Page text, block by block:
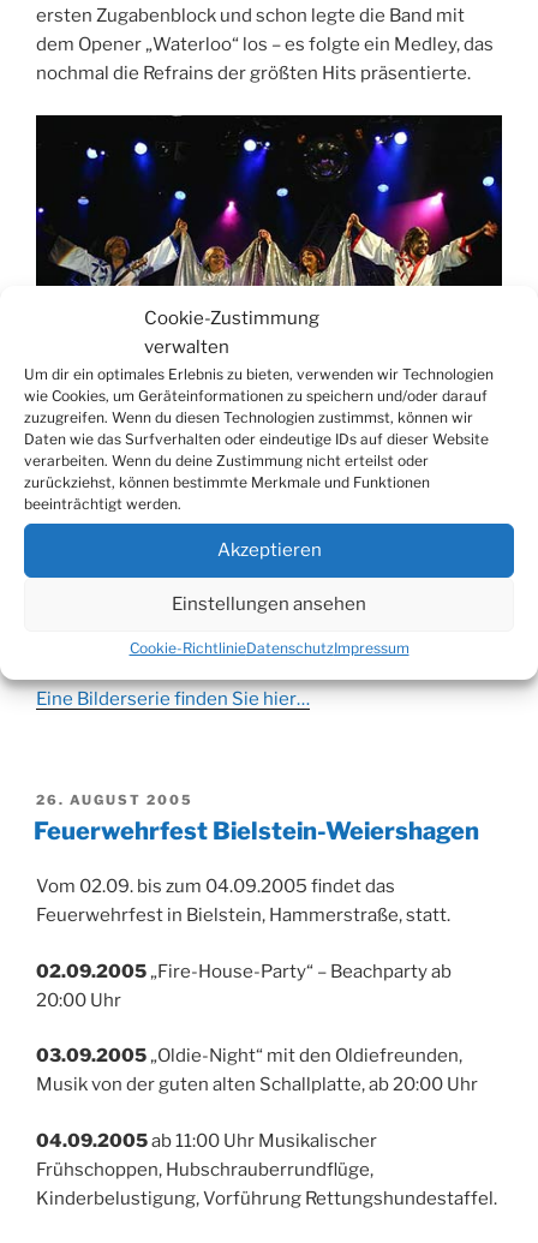
Cookie-Zustimmung
verwalten
Um dir ein optimales Erlebnis zu bieten, verwenden wir Technologien
wie Cookies, um Geräteinformationen zu speichern und/oder darauf
zuzugreifen. Wenn du diesen Technologien zustimmst, können wir
Daten wie das Surfverhalten oder eindeutige IDs auf dieser Website
verarbeiten. Wenn du deine Zustimmung nicht erteilst oder
zurückziehst, können bestimmte Merkmale und Funktionen
beeinträchtigt werden.
Akzeptieren
Einstellungen ansehen
Cookie-RichtlinieDatenschutzImpressum
ersten Zugabenblock und schon legte die Band mit
dem Opener „Waterloo“ los – es folgte ein Medley, das
nochmal die Refrains der größten Hits präsentierte.
Im Vorprogramm gaben „Sir Williams“ die Hits von
Robbie Williams zum Besten. Mit Songs wie
beispielsweise „Angel“, „Feel“, „Eternity und „She’s the
one“ sprachen sie damit eher das jüngere Publikum an.
Brauerei nächstes Jahr zum zehnjährigen Jubiläum der
Open-Air-Veranstaltung präsentieren wird.
Eine Bilderserie finden Sie hier…
VERÖFFENTLICHT
AM
26. AUGUST 2005
Feuerwehrfest Bielstein-Weiershagen
Vom 02.09. bis zum 04.09.2005 findet das
Feuerwehrfest in Bielstein, Hammerstraße, statt.
02.09.2005„Fire-House-Party“ – Beachparty ab
20:00 Uhr
03.09.2005„Oldie-Night“ mit den Oldiefreunden,
Musik von der guten alten Schallplatte, ab 20:00 Uhr
04.09.2005ab 11:00 Uhr Musikalischer
Frühschoppen, Hubschrauberrundflüge,
Kinderbelustigung, Vorführung Rettungshundestaffel.